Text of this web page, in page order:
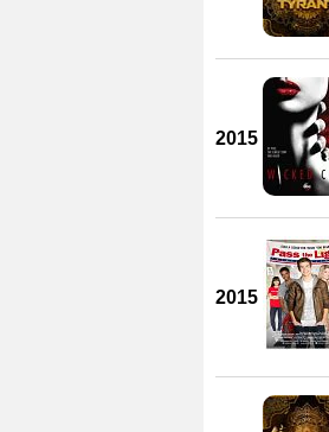
2015
2015